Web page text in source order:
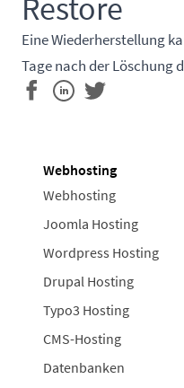
Restore
Eine Wiederherstellung
Tage nach der Löschung
Webhosting
Webhosting
Joomla Hosting
Wordpress Hosting
Drupal Hosting
Typo3 Hosting
CMS-Hosting
Datenbanken